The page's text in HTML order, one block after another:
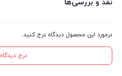
نقد و بررسی‌ها
درمورد این محصول دیدگاه درج کنید.
درج دیدگاه